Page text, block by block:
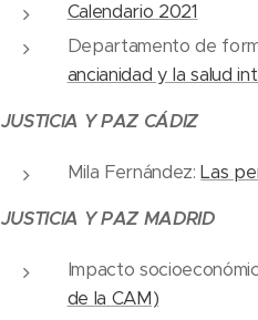
Calendario 2021
Departamento de
ancianidad y la salud
JUSTICIA Y PAZ CÁDIZ
Mila Fernández:Las
JUSTICIA Y PAZ MADRID
Impacto
de la CAM)